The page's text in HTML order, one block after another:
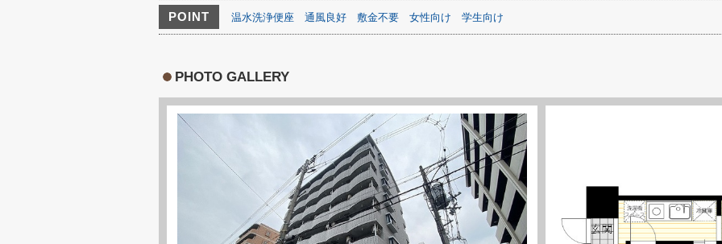
POINT 温水洗浄便座 通風良好 敷金不要 女性向け 学生向け
PHOTO GALLERY